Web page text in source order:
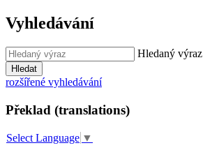
Vyhledávání
Hledaný výraz
Hledat
rozšířené vyhledávání
Překlad (translations)
Select Language ▼